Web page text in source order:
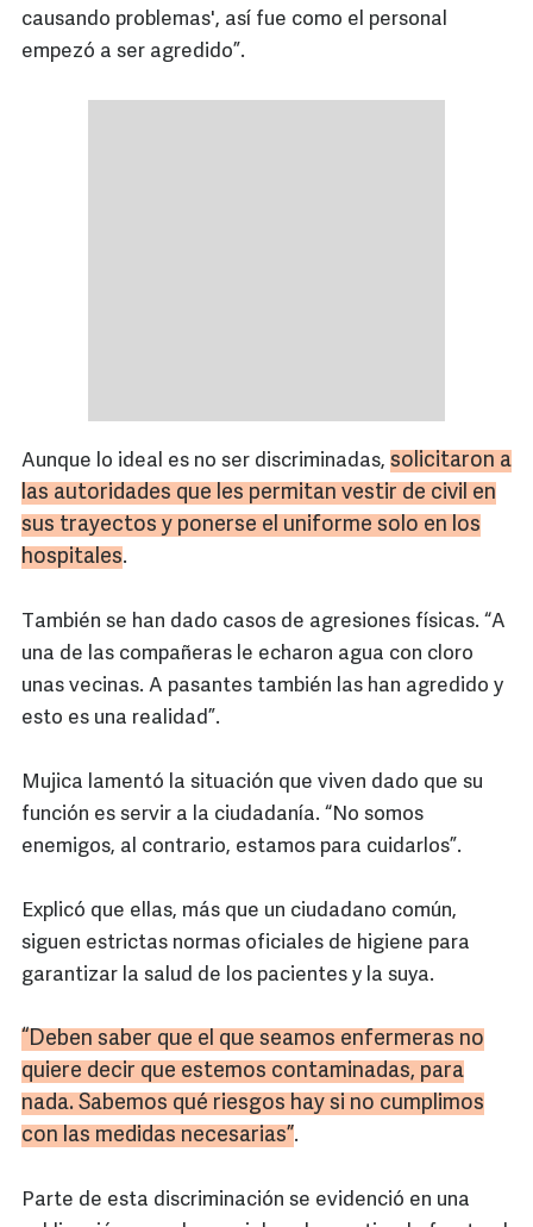
causando problemas', así fue como el personal
empezó a ser agredido”.
Aunque lo ideal es no ser discriminadas, solicitaron a
las autoridades que les permitan vestir de civil en
sus trayectos y ponerse el uniforme solo en los
hospitales.
También se han dado casos de agresiones físicas. “A
una de las compañeras le echaron agua con cloro
unas vecinas. A pasantes también las han agredido y
esto es una realidad”.
Mujica lamentó la situación que viven dado que su
función es servir a la ciudadanía. “No somos
enemigos, al contrario, estamos para cuidarlos”.
Explicó que ellas, más que un ciudadano común,
siguen estrictas normas oficiales de higiene para
garantizar la salud de los pacientes y la suya.
“Deben saber que el que seamos enfermeras no
quiere decir que estemos contaminadas, para
nada. Sabemos qué riesgos hay si no cumplimos
con las medidas necesarias”.
Parte de esta discriminación se evidenció en una